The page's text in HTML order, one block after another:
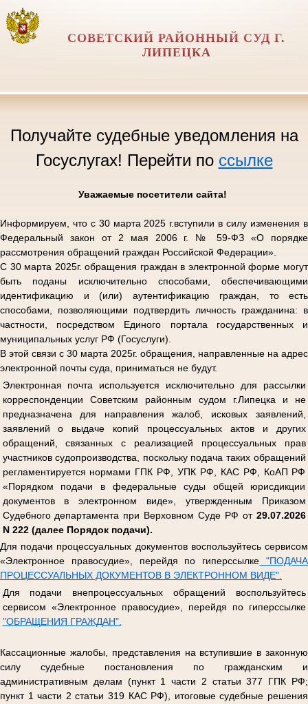
СОВЕТСКИЙ РАЙОННЫЙ СУД Г.
ЛИПЕЦКА
Получайте судебные уведомления на
Госуслугах! Перейти по ссылке
Уважаемые посетители сайта!
Информируем, что с 30 марта 2025 г.вступили в силу изменения в
Федеральный закон от 2 мая 2006 г. № 59-ФЗ «О порядке
рассмотрения обращений граждан Российской Федерации».
С 30 марта 2025г. обращения граждан в электронной форме могут
быть поданы исключительно способами, обеспечивающими
идентификацию и (или) аутентификацию граждан, то есть
способами, позволяющими подтвердить личность гражданина: в
частности, посредством Единого портала государственных и
муниципальных услуг РФ (Госуслуги).
В этой связи с 30 марта 2025г. обращения, направленные на адрес
электронной почты суда, приниматься не будут.
Электронная почта используется исключительно для рассылки
корреспонденции Советским районным судом г.Липецка и не
предназначена для направления жалоб, исковых заявлений,
заявлений о выдаче копий процессуальных актов и других
обращений, связанных с реализацией процессуальных прав
участников судопроизводства, поскольку подача таких обращений
регламентируется нормами ГПК РФ, УПК РФ, КАС РФ, КоАП РФ
«Порядком подачи в федеральные суды общей юрисдикции
документов в электронном виде», утвержденным Приказом
Судебного департамента при Верховном Суде РФ от 29.07.2026
N 222 (далее Порядок подачи).
Для подачи процессуальных документов воспользуйтесь сервисом
«Электронное правосудие», перейдя по гиперссылке "ПОДАЧА
ПРОЦЕССУАЛЬНЫХ ДОКУМЕНТОВ В ЭЛЕКТРОННОМ ВИДЕ".
Для подачи внепроцессуальных обращений воспользуйтесь
сервисом «Электронное правосудие», перейдя по гиперссылке
"ОБРАЩЕНИЯ ГРАЖДАН".
Кассационные жалобы, представления на вступившие в законную
силу судебные постановления по гражданским и
административным делам (пункт 1 части 2 статьи 377 ГПК РФ;
пункт 1 части 2 статьи 319 КАС РФ), итоговые судебные решения